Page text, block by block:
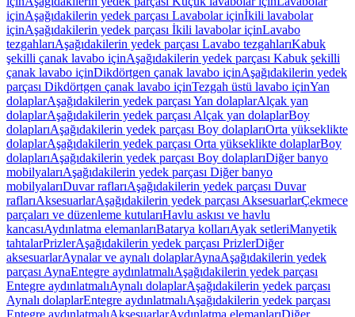
içinAşağıdakilerin yedek parçası Lavabolar içinİkili lavabolar
içinAşağıdakilerin yedek parçası İkili lavabolar içinLavabo
tezgahlarıAşağıdakilerin yedek parçası Lavabo tezgahlarıKabuk
şekilli çanak lavabo içinAşağıdakilerin yedek parçası Kabuk şekilli
çanak lavabo içinDikdörtgen çanak lavabo içinAşağıdakilerin yedek
parçası Dikdörtgen çanak lavabo içinTezgah üstü lavabo içinYan
dolaplarAşağıdakilerin yedek parçası Yan dolaplarAlçak yan
dolaplarAşağıdakilerin yedek parçası Alçak yan dolaplarBoy
dolaplarıAşağıdakilerin yedek parçası Boy dolaplarıOrta yükseklikte
dolaplarAşağıdakilerin yedek parçası Orta yükseklikte dolaplarBoy
dolaplarıAşağıdakilerin yedek parçası Boy dolaplarıDiğer banyo
mobilyalarıAşağıdakilerin yedek parçası Diğer banyo
mobilyalarıDuvar raflarıAşağıdakilerin yedek parçası Duvar
raflarıAksesuarlarAşağıdakilerin yedek parçası AksesuarlarÇekmece
parçaları ve düzenleme kutularıHavlu askısı ve havlu
kancasıAydınlatma elemanlarıBatarya kollarıAyak setleriManyetik
tahtalarPrizlerAşağıdakilerin yedek parçası PrizlerDiğer
aksesuarlarAynalar ve aynalı dolaplarAynaAşağıdakilerin yedek
parçası AynaEntegre aydınlatmalıAşağıdakilerin yedek parçası
Entegre aydınlatmalıAynalı dolaplarAşağıdakilerin yedek parçası
Aynalı dolaplarEntegre aydınlatmalıAşağıdakilerin yedek parçası
Entegre aydınlatmalıAksesuarlarAydınlatma elemanlarıDiğer